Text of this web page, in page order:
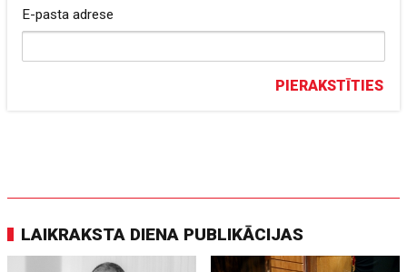
E-pasta adrese
PIERAKSTĪTIES
LAIKRAKSTA DIENA PUBLIKĀCIJAS